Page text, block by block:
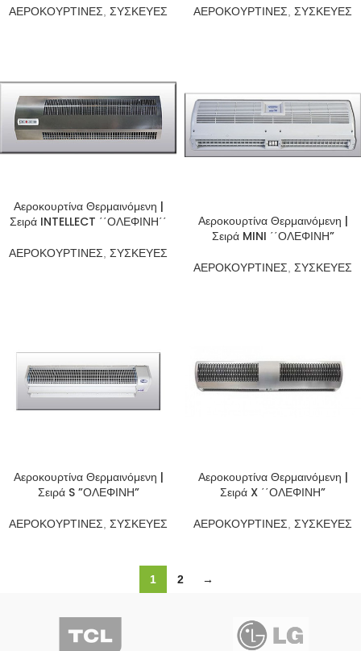
ΑΕΡΟΚΟΥΡΤΙΝΕΣ ΣΥΣΚΕΥΕΣ ΑΕΡΟΚΟΥΡΤΙΝΕΣ ΣΥΣΚΕΥΕΣ
Αεροκουρτίνα Θερμαινόμενη |
Σειρά INTELLECT ΄΄ΟΛΕΦΙΝΗ΄΄
ΑΕΡΟΚΟΥΡΤΙΝΕΣ ΣΥΣΚΕΥΕΣ
Αεροκουρτίνα Θερμαινόμενη |
Σειρά MINI ΄΄ΟΛΕΦΙΝΗ”
ΑΕΡΟΚΟΥΡΤΙΝΕΣ ΣΥΣΚΕΥΕΣ
Αεροκουρτίνα Θερμαινόμενη |
Σειρά S ”ΟΛΕΦΙΝΗ”
ΑΕΡΟΚΟΥΡΤΙΝΕΣ ΣΥΣΚΕΥΕΣ
Αεροκουρτίνα Θερμαινόμενη |
Σειρά X ΄΄ΟΛΕΦΙΝΗ”
ΑΕΡΟΚΟΥΡΤΙΝΕΣ ΣΥΣΚΕΥΕΣ
1 2 →